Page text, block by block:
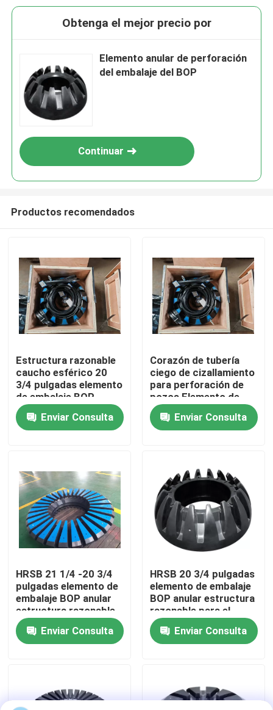
Inicio
Productos
Sobre nosotros
Visita a la fábrica
Control de Calidad
Contacto
noticias
Todos los casos
Trazador de líneas de la bomba de fango
Obtenga el mejor precio por
Elemento anular de perforación
del embalaje del BOP
Continuar
Productos recomendados
Estructura razonable
caucho esférico 20
3/4 pulgadas elemento
de embalaje BOP
anular para el control
del pozoEnviar Consulta
Corazón de tubería
ciego de cizallamiento
para perforación de
pozos Elemento de
embalaje de hidril de
caucho esférico 7
1/16" 5000 Psi
Enviar Consulta
HRSB 21 1/4 -20 3/4
pulgadas elemento de
embalaje BOP anular
estructura razonable
para el control del
pozo Enviar Consulta
HRSB 20 3/4 pulgadas
elemento de embalaje
BOP anular estructura
razonable para el
control del pozo
Enviar Consulta